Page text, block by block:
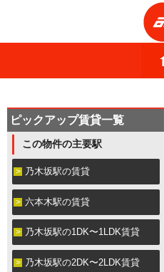
ピックアップ賃貸一覧
この物件の主要駅
乃木坂駅の賃貸
六本木駅の賃貸
乃木坂駅の1DK〜1LDK賃貸
乃木坂駅の2DK〜2LDK賃貸